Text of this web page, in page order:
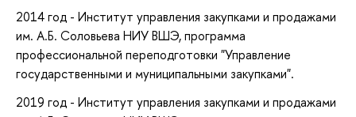
2014 год - Институт управления закупками и продажами
им. А.Б. Соловьева НИУ ВШЭ, программа
профессиональной переподготовки "Управление
государственными и муниципальными закупками".
2019 год - Институт управления закупками и продажами